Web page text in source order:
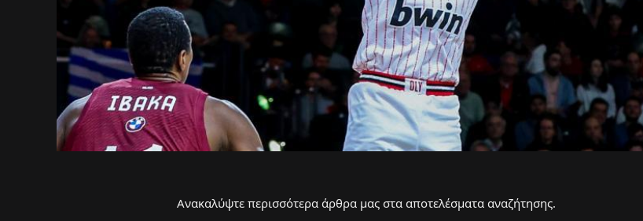
Ανακαλύψτε περισσότερα άρθρα μας στα αποτελέσματα αναζήτησης.